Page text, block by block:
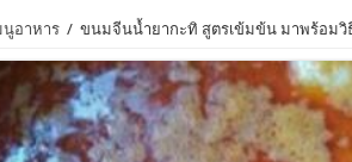
นูอาหาร / ขนมจีนน้ำยากะทิ สูตรเข้มข้น มาพร้อมวิ